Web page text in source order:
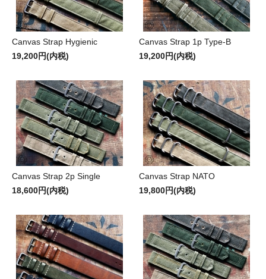
Canvas Strap Hygienic
19,200円(内税)
Canvas Strap 1p Type-B
19,200円(内税)
Canvas Strap 2p Single
18,600円(内税)
Canvas Strap NATO
19,800円(内税)